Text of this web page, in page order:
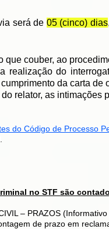
será de 05 (cinco) dias
que couber, ao
realização do
da carta de
relator, as
do Código de Processo
no STF são
– PRAZOS
de prazo em